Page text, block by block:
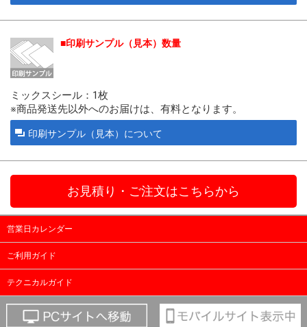
印刷サンプル（見本）数量
ミックスシール：1枚
※商品発送先以外へのお届けは、有料となります。
印刷サンプル（見本）について
お見積り・ご注文はこちらから
営業日カレンダー
ご利用ガイド
テクニカルガイド